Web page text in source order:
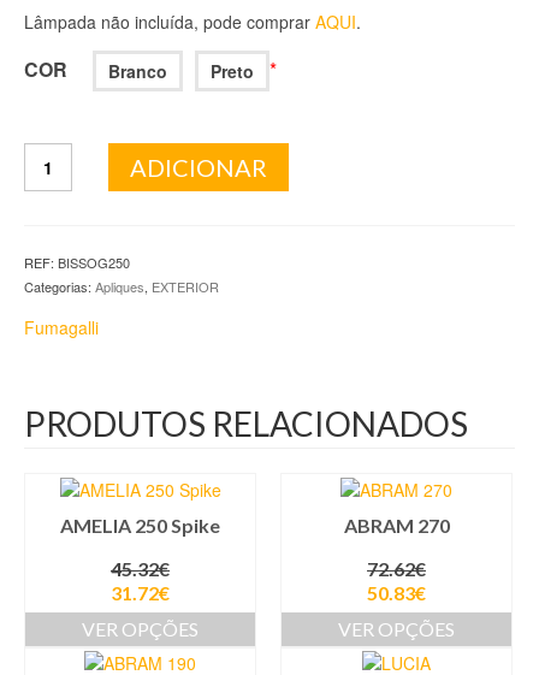
Lâmpada não incluída, pode comprar AQUI.
COR *
Branco Preto
ADICIONAR
REF: BISSOG250
Categorias: Apliques, EXTERIOR
Fumagalli
PRODUTOS RELACIONADOS
AMELIA 250 Spike
45.32€
31.72€
VER OPÇÕES
ABRAM 270
72.62€
50.83€
VER OPÇÕES